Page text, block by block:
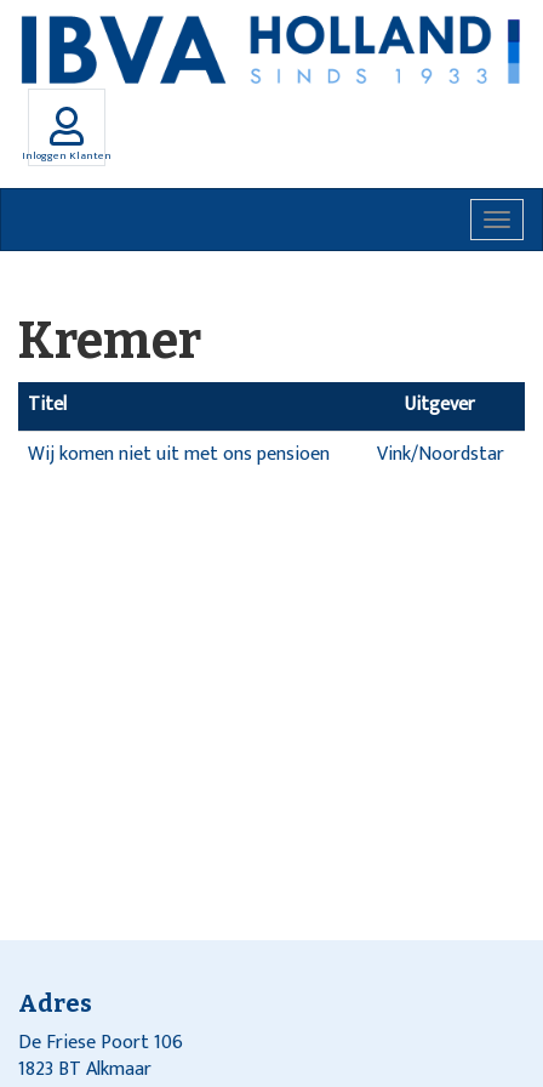
Inloggen Klanten
Kremer
Titel
Uitgever
Wij komen niet uit met ons pensioen
Vink/Noordstar
Adres
De Friese Poort 106
1823 BT Alkmaar